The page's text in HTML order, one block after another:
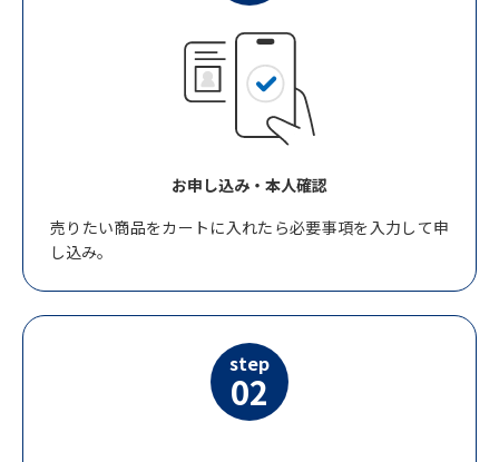
お申し込み・本人確認
売りたい商品をカートに入れたら必要事項を入力して申
し込み。
step
02